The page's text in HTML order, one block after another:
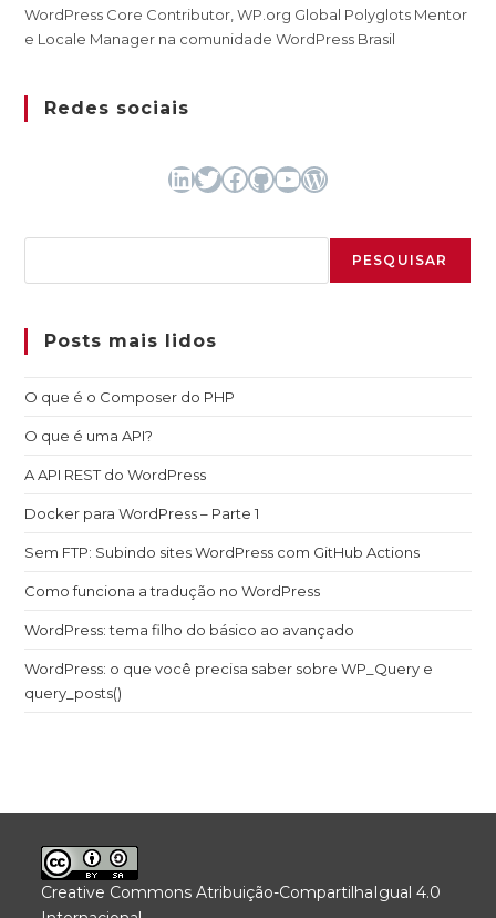
WordPress Core Contributor, WP.org Global Polyglots Mentor
e Locale Manager na comunidade WordPress Brasil
Redes sociais
LinkedIn
TwitterFacebook
GitHubYoutubeWordPress
PESQUISAR
Posts mais lidos
O que é o Composer do PHP
O que é uma API?
A API REST do WordPress
Docker para WordPress – Parte 1
Sem FTP: Subindo sites WordPress com GitHub Actions
Como funciona a tradução no WordPress
WordPress: tema filho do básico ao avançado
WordPress: o que você precisa saber sobre WP_Query e
query_posts()
Creative Commons Atribuição-CompartilhaIgual 4.0